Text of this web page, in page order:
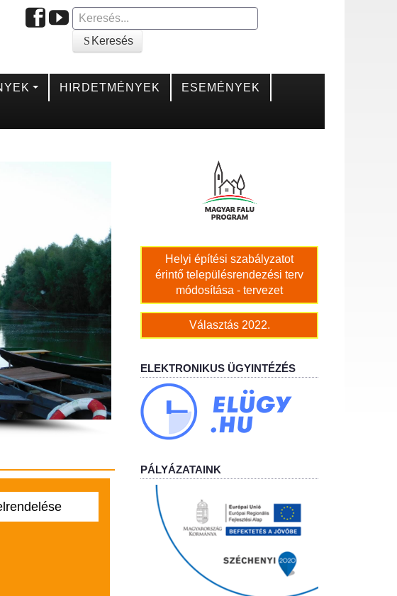
Keresés
HIRDETMÉNYEK ESEMÉNYEK
Helyi építési szabályzatot
érintő településrendezési terv
módosítása - tervezet
Választás 2022.
ELEKTRONIKUS ÜGYINTÉZÉS
PÁLYÁZATAINK